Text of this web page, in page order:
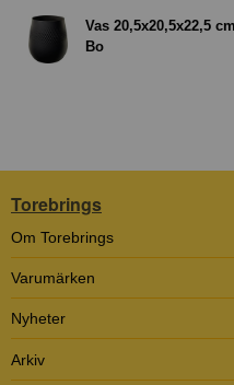
Vas 20,5x20,5x22,5
Bo
Torebrings
Om Torebrings
Varumärken
Nyheter
Arkiv